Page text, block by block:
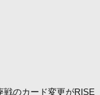
戦のカード変更がRISE